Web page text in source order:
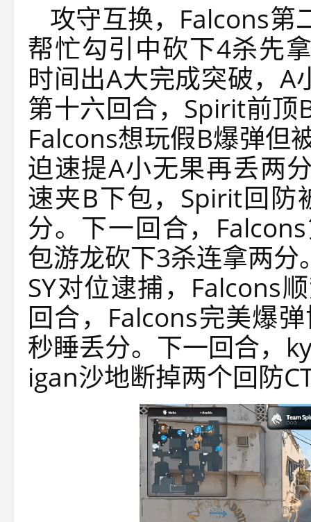
攻守互换，Falcons第
帮忙勾引中砍下4杀先
时间出A大完成突破，
第十六回合，Spirit前顶
Falcons想玩假B爆弹但
迫速提A小无果再丢两
速夹B下包，Spirit回防
分。下一回合，
包游龙砍下3杀连拿两
SY对位逮捕，Falcons
回合，Falcons完美爆
秒睡丢分。下一回合，
igan沙地断掉两个回防